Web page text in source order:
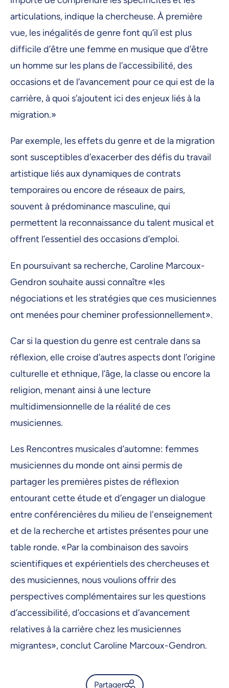
articulations, indique la chercheuse. À première
vue, les inégalités de genre font qu’il est plus
difficile d’être une femme en musique que d’être
un homme sur les plans de l’accessibilité, des
occasions et de l’avancement pour ce qui est de la
carrière, à quoi s’ajoutent ici des enjeux liés à la
migration.»
Par exemple, les effets du genre et de la migration
sont susceptibles d’exacerber des défis du travail
artistique liés aux dynamiques de contrats
temporaires ou encore de réseaux de pairs,
souvent à prédominance masculine, qui
permettent la reconnaissance du talent musical et
offrent l’essentiel des occasions d’emploi.
En poursuivant sa recherche, Caroline Marcoux-
Gendron souhaite aussi connaître «les
négociations et les stratégies que ces musiciennes
ont menées pour cheminer professionnellement».
Car si la question du genre est centrale dans sa
réflexion, elle croise d’autres aspects dont l’origine
culturelle et ethnique, l’âge, la classe ou encore la
religion, menant ainsi à une lecture
multidimensionnelle de la réalité de ces
musiciennes.
Les Rencontres musicales d’automne: femmes
musiciennes du monde ont ainsi permis de
partager les premières pistes de réflexion
entourant cette étude et d’engager un dialogue
entre conférencières du milieu de l'enseignement
et de la recherche et artistes présentes pour une
table ronde. «Par la combinaison des savoirs
scientifiques et expérientiels des chercheuses et
des musiciennes, nous voulions offrir des
perspectives complémentaires sur les questions
d’accessibilité, d’occasions et d’avancement
relatives à la carrière chez les musiciennes
migrantes», conclut Caroline Marcoux-Gendron.
Partager